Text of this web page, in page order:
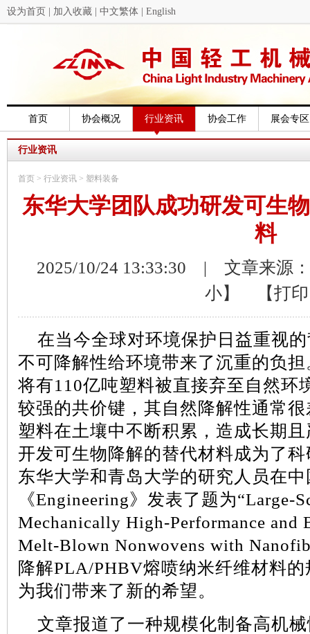
设为首页 加入收藏 中文繁体 English
首页 协会概况 行业资讯 协会工作 展会专区
行业资讯
首页 > 行业资讯 > 塑料装备
东华大学团队成功研发可生
料
2025/10/24 13:33:30 | 文章来源
小】
【打
在当今全球对环境保护日益重视
不可降解性给环境带来了沉重的负
将有110亿吨塑料被直接弃至自然环
较强的共价键，其自然降解性通常
塑料在土壤中不断积累，造成长期
开发可生物降解的替代材料成为了
东华大学和青岛大学的研究人员在
《Engineering》发表了题为“Large-
Mechanically High-Performance and
Melt-Blown Nonwovens with
降解PLA/PHBV熔喷纳米纤维材料
为我们带来了新的希望。
文章报道了一种规模化制备高机